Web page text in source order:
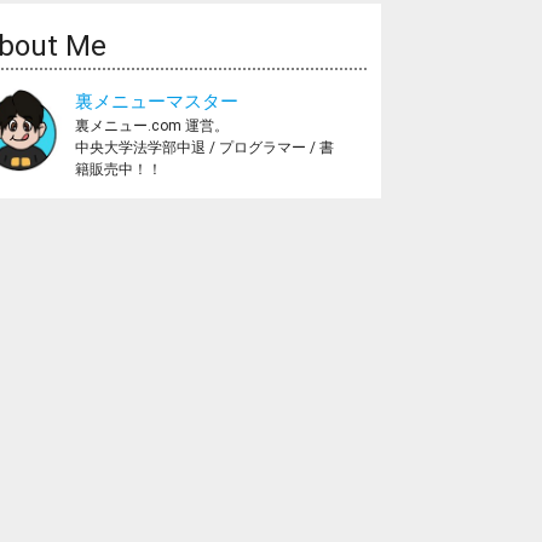
Me
裏メニューマスター
裏メニュー.com 運営。
中央大学法学部中退 / プログラマー / 書
籍販売中！！